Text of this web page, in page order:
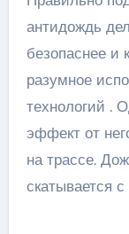
антидождь
безопаснее и
разумное
технологий .
эффект от
на трассе.
скатывается